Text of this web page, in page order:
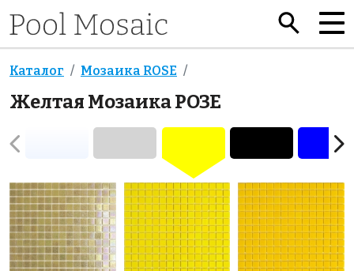
Каталог Мозаика ROSE
Желтая Мозаика РОЗЕ